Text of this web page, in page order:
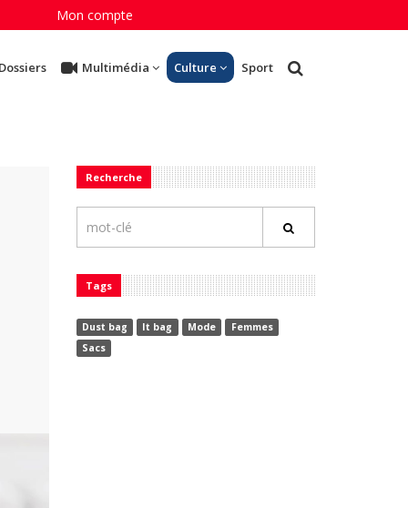
Mon compte
Dossiers Multimédia Culture Sport
Recherche
Tags
Dust bag It bag Mode
Femmes
Sacs